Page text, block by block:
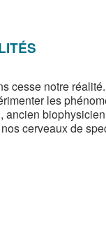
cesse notre
les
ancien
cerveaux de